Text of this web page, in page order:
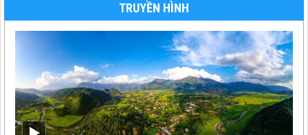
TRUYỀN HÌNH